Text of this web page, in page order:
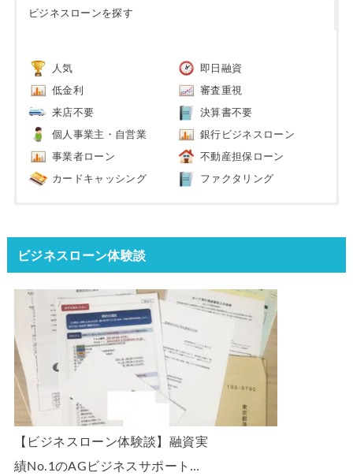
ビジネスローンを探す
人気 即日融資
低金利 審査重視
来店不要 決算書不要
個人事業主・自営業 銀行ビジネスローン
事業者ローン 不動産担保ローン
カードキャッシング ファクタリング
ビジネスローン体験談
【ビジネスローン体験談】融資実
績No.1のAGビジネスサポート